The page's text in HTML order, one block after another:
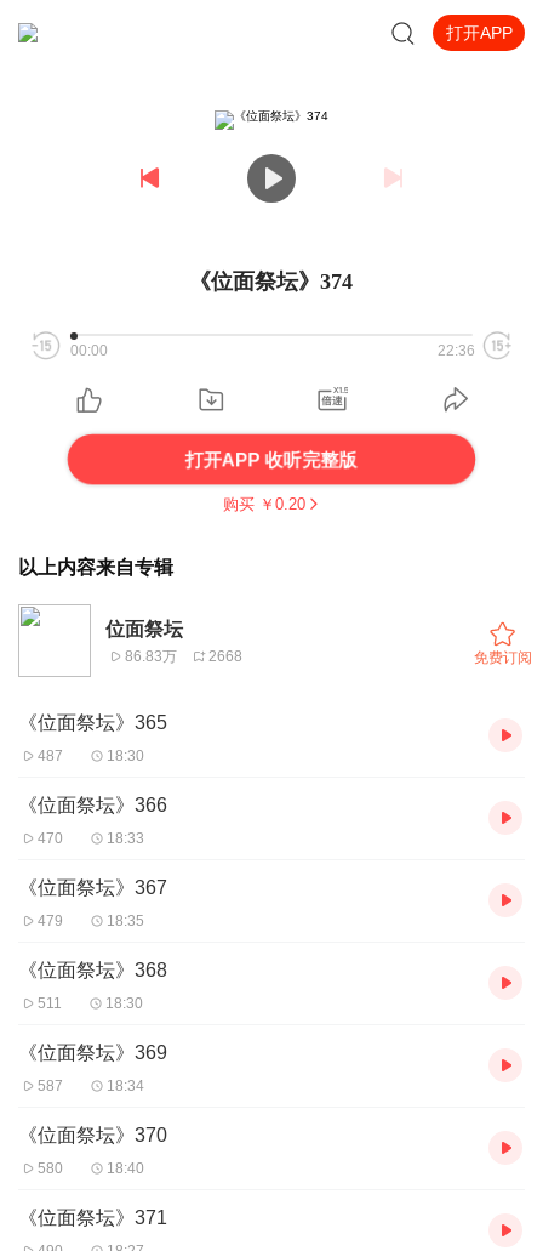
打开APP
《位面祭坛》374
00:00 22:36
打开APP 收听完整版
购买 ￥ 0.20
以上内容来自专辑
位面祭坛
86.83万 2668 免费订阅
《位面祭坛》365
487 18:30
《位面祭坛》366
470 18:33
《位面祭坛》367
479 18:35
《位面祭坛》368
511 18:30
《位面祭坛》369
587 18:34
《位面祭坛》370
580 18:40
《位面祭坛》371